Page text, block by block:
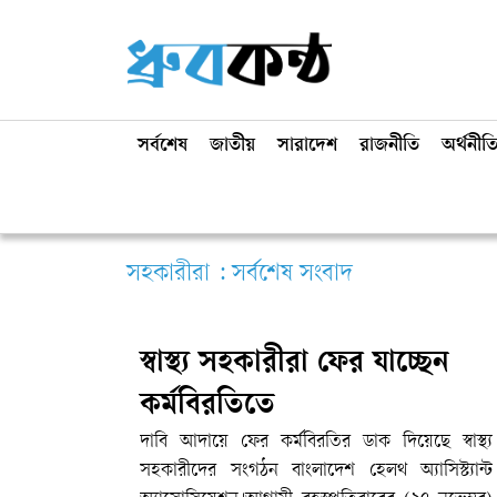
সর্বশেষ জাতীয় সারাদেশ রাজনীতি অর্থনীতি
সহকারীরা : সর্বশেষ সংবাদ
স্বাস্থ্য সহকারীরা ফের যাচ্ছেন
কর্মবিরতিতে
দাবি আদায়ে ফের কর্মবিরতির ডাক দিয়েছে স্বাস্থ্য
সহকারীদের সংগঠন বাংলাদেশ হেলথ অ্যাসিস্ট্যান্ট